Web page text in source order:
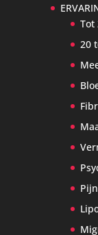
Tot
20